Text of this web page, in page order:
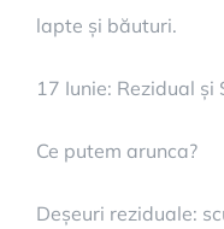
lapte și băuturi.
17 Iunie: Rezidual și
Ce putem arunca?
Deșeuri reziduale: